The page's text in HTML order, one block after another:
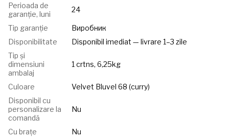
Perioada de
garanție, luni
24
Tip garanție
Виробник
Disponibilitate
Disponibil imediat — livrare 1–3 zile
Tip și
dimensiuni
ambalaj
1 crtns, 6,25kg
Culoare
Velvet Bluvel 68 (curry)
Disponibil cu
personalizare la
comandă
Nu
Cu brațe
Nu